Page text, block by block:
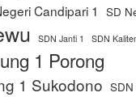
Candipari 1 SD
SDN Janti 1 SDN
1 Porong
1 Sukodono SDN